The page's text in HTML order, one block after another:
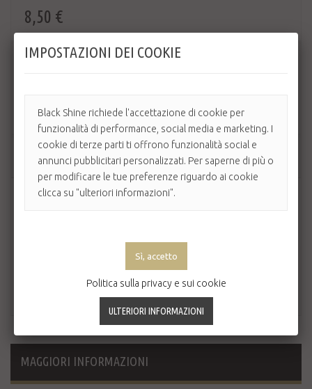
8,50 €
Quantità
AGGIUNGI AL CARRELLO
MAGGIORI INFORMAZIONI
IMPOSTAZIONI DEI COOKIE
Black Shine richiede l'accettazione di cookie per
funzionalità di performance, social media e marketing. I
cookie di terze parti ti offrono funzionalità social e
annunci pubblicitari personalizzati. Per saperne di più o
per modificare le tue preferenze riguardo ai cookie
clicca su "ulteriori informazioni".
Politica sulla privacy e sui cookie